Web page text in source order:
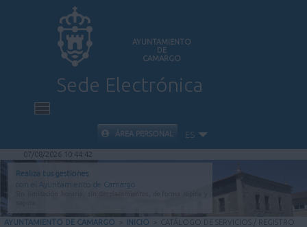
AYUNTAMIENTO
DE
CAMARGO
Sede Electrónica
INICIO
INFORMACIÓN PÚBLICA
CARPETA CIUDADANA
ÁREA PERSONAL ES
07/08/2026 10:44:43
Realiza tus gestiones
con el Ayuntamiento de Camargo
AYUNTAMIENTO DE CAMARGO > INICIO > CATÁLOGO DE SERVICIOS / REGISTRO